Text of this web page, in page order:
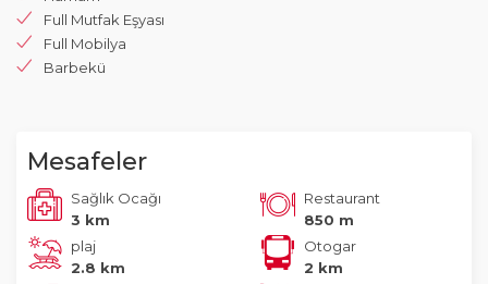
Full Mutfak Eşyası
Full Mobilya
Barbekü
Mesafeler
Sağlık Ocağı
3 km
Restaurant
850 m
plaj
2.8 km
Otogar
2 km